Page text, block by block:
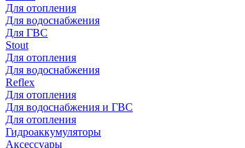
Для отопления
Для водоснабжения
Для ГВС
Stout
Для отопления
Для водоснабжения
Reflex
Для отопления
Для водоснабжения и ГВС
Для отопления
Гидроаккумуляторы
Аксессуары